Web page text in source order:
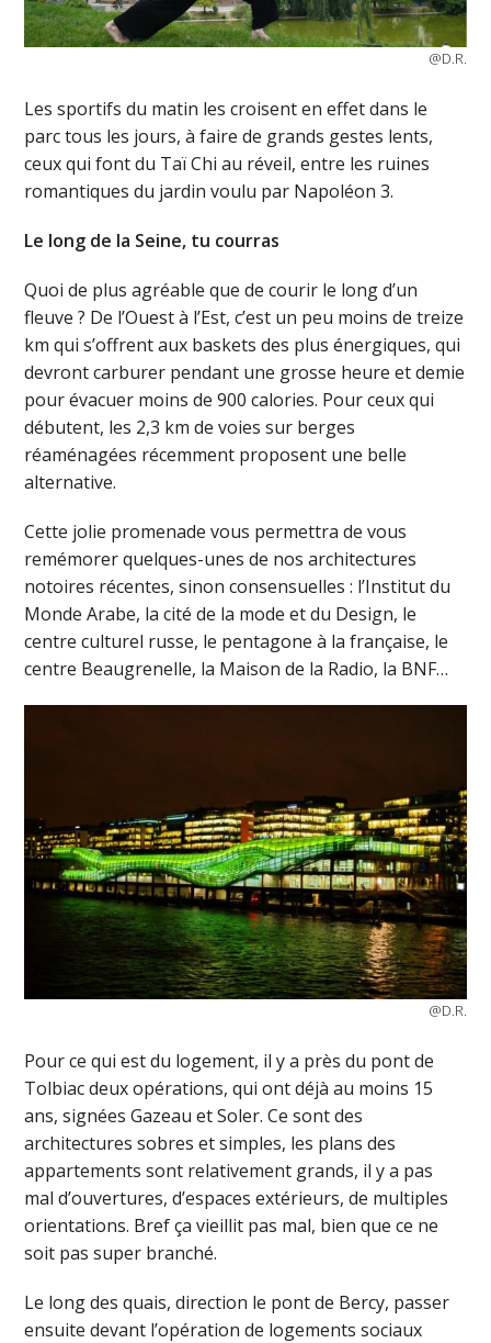
@D.R.
Les sportifs du matin les croisent en effet dans le
parc tous les jours, à faire de grands gestes lents,
ceux qui font du Taï Chi au réveil, entre les ruines
romantiques du jardin voulu par Napoléon 3.
Le long de la Seine, tu courras
Quoi de plus agréable que de courir le long d’un
fleuve ? De l’Ouest à l’Est, c’est un peu moins de treize
km qui s’offrent aux baskets des plus énergiques, qui
devront carburer pendant une grosse heure et demie
pour évacuer moins de 900 calories. Pour ceux qui
débutent, les 2,3 km de voies sur berges
réaménagées récemment proposent une belle
alternative.
Cette jolie promenade vous permettra de vous
remémorer quelques-unes de nos architectures
notoires récentes, sinon consensuelles : l’Institut du
Monde Arabe, la cité de la mode et du Design, le
centre culturel russe, le pentagone à la française, le
centre Beaugrenelle, la Maison de la Radio, la BNF…
@D.R.
Pour ce qui est du logement, il y a près du pont de
Tolbiac deux opérations, qui ont déjà au moins 15
ans, signées Gazeau et Soler. Ce sont des
architectures sobres et simples, les plans des
appartements sont relativement grands, il y a pas
mal d’ouvertures, d’espaces extérieurs, de multiples
orientations. Bref ça vieillit pas mal, bien que ce ne
soit pas super branché.
Le long des quais, direction le pont de Bercy, passer
ensuite devant l’opération de logements sociaux